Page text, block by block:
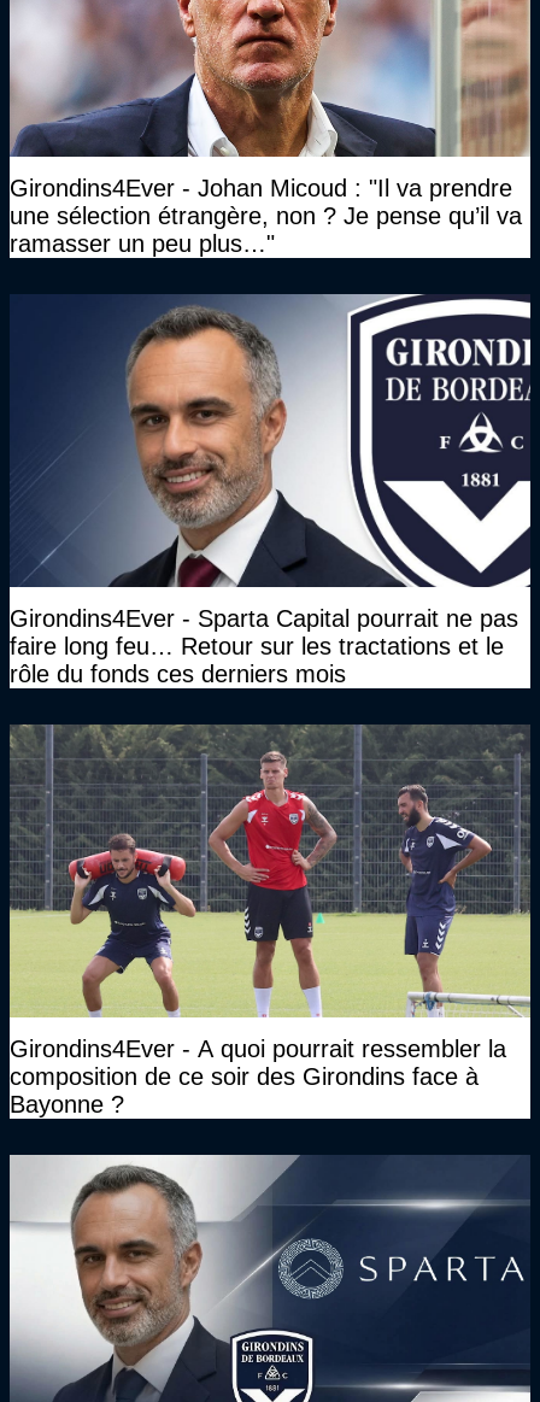
Girondins4Ever - Johan Micoud : "Il va prendre
une sélection étrangère, non ? Je pense qu’il va
ramasser un peu plus…"
Girondins4Ever - Sparta Capital pourrait ne pas
faire long feu… Retour sur les tractations et le
rôle du fonds ces derniers mois
Girondins4Ever - A quoi pourrait ressembler la
composition de ce soir des Girondins face à
Bayonne ?